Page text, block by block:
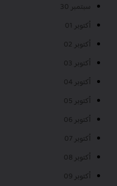
سبتمبر 30
أكتوبر 01
أكتوبر 02
أكتوبر 03
أكتوبر 04
أكتوبر 05
أكتوبر 06
أكتوبر 07
أكتوبر 08
أكتوبر 09